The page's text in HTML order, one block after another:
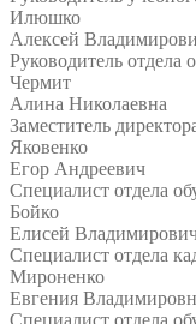
Илюшко
Алексей
Руководитель отдела
Чермит
Алина Николаевна
Заместитель
Яковенко
Егор Андреевич
Специалист отдела
Бойко
Елисей
Специалист отдела
Мироненко
Евгения
Специалист отдела